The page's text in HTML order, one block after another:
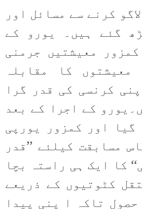
کرنے سے مسائل اور
گئے ہیں۔ یورو کے
معیشتیں جرمنی
معیشتوں کا مقابلہ
کرنسی کی قدر گرا
کے اجرا کے بعد
گیا اور کمزور یورپی
مسابقت کیلئے ’’قدر
کا ایک ہی راستہ بچا
کٹوتیوں کے ذریعے
تاکہ ا پنی پیدا